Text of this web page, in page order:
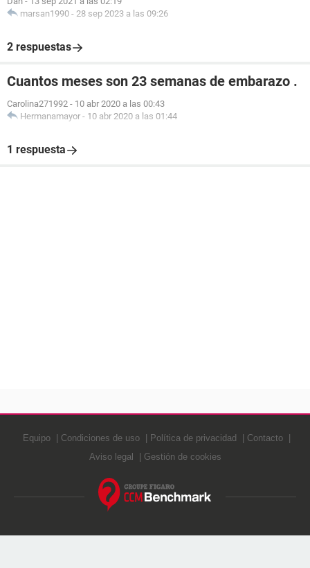
marsan1990 - 28 sep 2023 a las 09:26
2 respuestas
Cuantos meses son 23 semanas de embarazo .
Carolina271992 - 10 abr 2020 a las 00:43
Hermanamayor - 10 abr 2020 a las 01:44
1 respuesta
Equipo Condiciones de uso Política de privacidad
Contacto
Aviso legal
Gestión de cookies